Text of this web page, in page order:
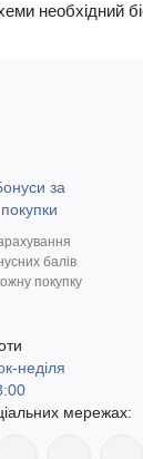
необхідний
за
покупки
балів
покупку
неділя
мережах: